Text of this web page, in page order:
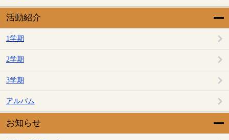
活動紹介
1学期
2学期
3学期
アルバム
お知らせ